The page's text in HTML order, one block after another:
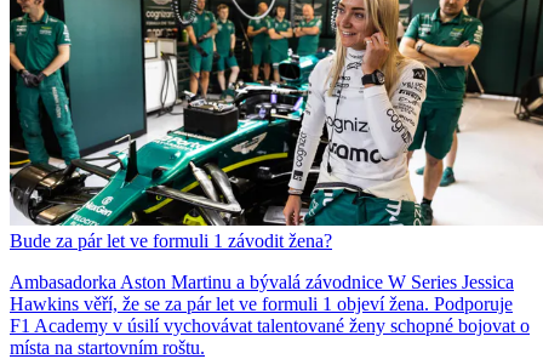
Bude za pár let ve formuli 1 závodit žena?
Ambasadorka Aston Martinu a bývalá závodnice W Series Jessica
Hawkins věří, že se za pár let ve formuli 1 objeví žena. Podporuje
F1 Academy v úsilí vychovávat talentované ženy schopné bojovat o
místa na startovním roštu.